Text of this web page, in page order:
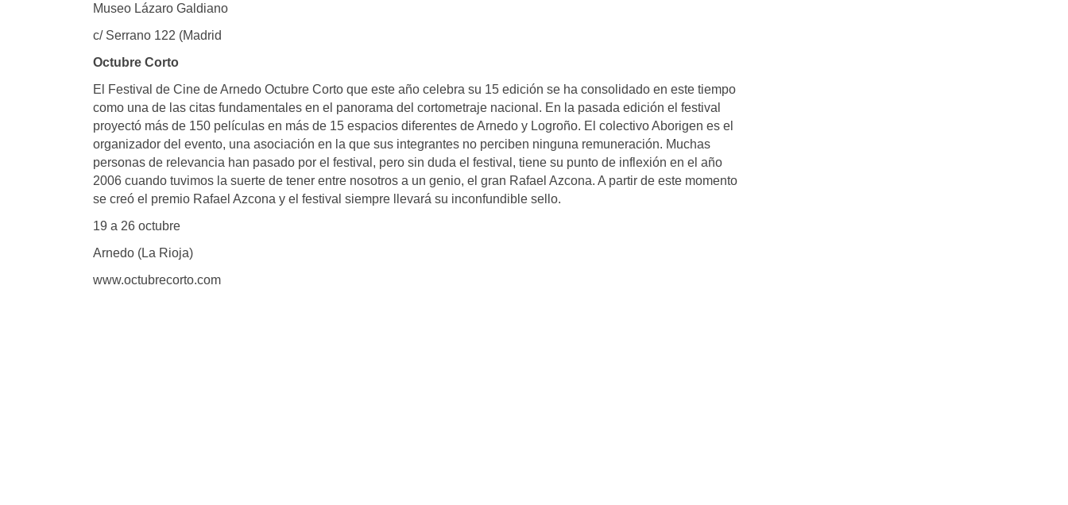
Museo Lázaro Galdiano
c/ Serrano 122 (Madrid
Octubre Corto
El Festival de Cine de Arnedo Octubre Corto que este año celebra su 15 edición se ha consolidado en este tiempo
como una de las citas fundamentales en el panorama del cortometraje nacional. En la pasada edición el festival
proyectó más de 150 películas en más de 15 espacios diferentes de Arnedo y Logroño. El colectivo Aborigen es el
organizador del evento, una asociación en la que sus integrantes no perciben ninguna remuneración. Muchas
personas de relevancia han pasado por el festival, pero sin duda el festival, tiene su punto de inflexión en el año
2006 cuando tuvimos la suerte de tener entre nosotros a un genio, el gran Rafael Azcona. A partir de este momento
se creó el premio Rafael Azcona y el festival siempre llevará su inconfundible sello.
19 a 26 octubre
Arnedo (La Rioja)
www.octubrecorto.com